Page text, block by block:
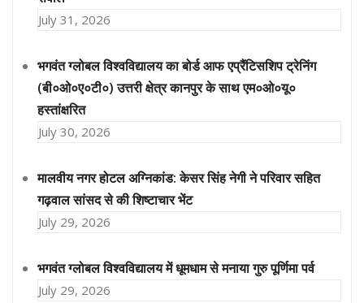
July 31, 2026
भगवंत ग्लोबल विश्वविद्यालय का बोर्ड आफ एप्रैंटिसशिप ट्रेनिंग
(बी०ओ०ए०टी०) उत्तरी क्षेत्र कानपुर के साथ एम०ओ०यू०
हस्तांक्षरित
July 30, 2026
मालवीय नगर होटल अग्निकांड: केसर सिंह नेगी ने परिवार सहित
गढ़वाल सांसद से की शिष्टाचार भेंट
July 29, 2026
भगवंत ग्लोबल विश्वविद्यालय में धूमधाम से मनाया गुरु पूर्णिमा पर्व
July 29, 2026